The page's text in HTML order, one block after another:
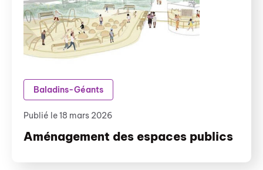
Aménagement des espaces publics
Publié le 18 mars 2026
Baladins-Géants